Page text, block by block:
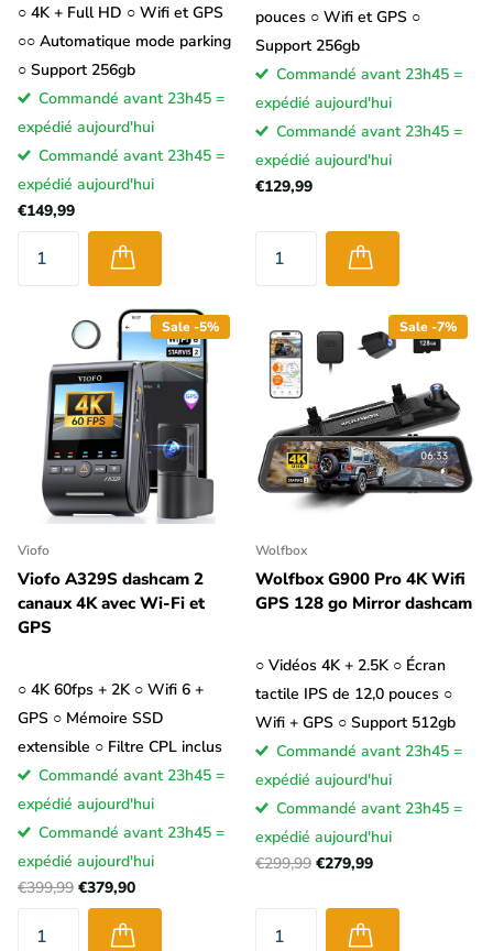
○ 4K + Full HD ○ Wifi et GPS
○○ Automatique mode parking
○ Support 256gb
Commandé avant 23h45 =
expédié aujourd'hui
Commandé avant 23h45 =
expédié aujourd'hui
€149,99
pouces ○ Wifi et GPS ○
Support 256gb
Commandé avant 23h45 =
expédié aujourd'hui
Commandé avant 23h45 =
expédié aujourd'hui
€129,99
Sale -5%
Viofo
Viofo A329S dashcam 2
canaux 4K avec Wi-Fi et
GPS
○ 4K 60fps + 2K ○ Wifi 6 +
GPS ○ Mémoire SSD
extensible ○ Filtre CPL inclus
Commandé avant 23h45 =
expédié aujourd'hui
Commandé avant 23h45 =
expédié aujourd'hui
€399,99 €379,90
Sale -7%
Wolfbox
Wolfbox G900 Pro 4K Wifi
GPS 128 go Mirror dashcam
○ Vidéos 4K + 2.5K ○ Écran
tactile IPS de 12,0 pouces ○
Wifi + GPS ○ Support 512gb
Commandé avant 23h45 =
expédié aujourd'hui
Commandé avant 23h45 =
expédié aujourd'hui
€299,99 €279,99